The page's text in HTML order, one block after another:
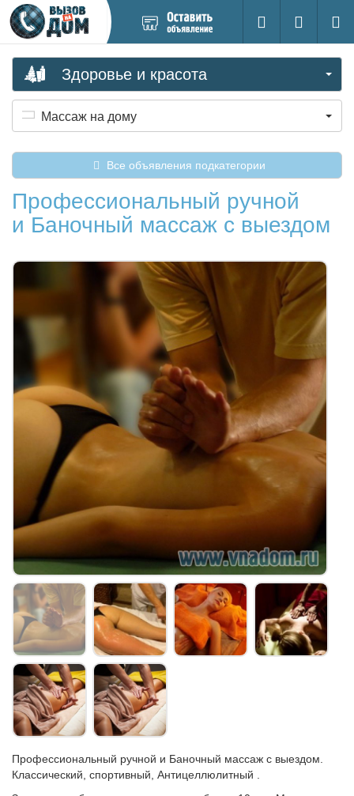
новое
Поиск
Вход на
Здоровье и красота
Массаж на дому
Все объявления подкатегории
Профессиональный ручной
и Баночный массаж с выездом
Профессиональный ручной и Баночный массаж с выездом.
Классический, спортивный, Антицеллюлитный .